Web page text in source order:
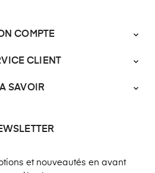
COMPTE 
CLIENT 
A SAVOIR 
et nouveautés en avant